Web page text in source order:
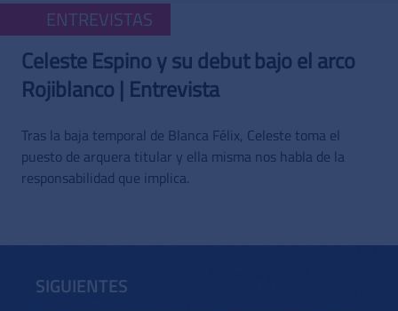
ENTREVISTAS
Celeste Espino y su debut bajo el arco
Rojiblanco | Entrevista
Tras la baja temporal de Blanca Félix, Celeste toma el
puesto de arquera titular y ella misma nos habla de la
responsabilidad que implica.
SIGUIENTES